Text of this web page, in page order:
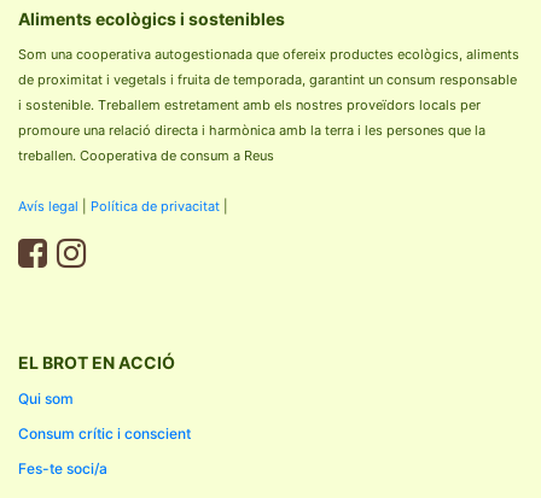
Aliments ecològics i sostenibles
Som una cooperativa autogestionada que ofereix productes ecològics, aliments
de proximitat i vegetals i fruita de temporada, garantint un consum responsable
i sostenible. Treballem estretament amb els nostres proveïdors locals per
promoure una relació directa i harmònica amb la terra i les persones que la
treballen. Cooperativa de consum a Reus
Avís legal Política de privacitat
EL BROT EN ACCIÓ
Qui som
Consum crític i conscient
Fes-te soci/a